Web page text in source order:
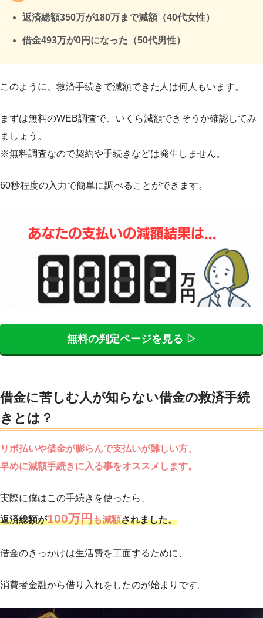
返済総額350万が180万まで減額（40代女性）
借金493万が0円になった（50代男性）
このように、救済手続きで減額できた人は何人もいます。
まずは無料のWEB調査で、いくら減額できそうか確認してみ
ましょう。
※無料調査なので契約や手続きなどは発生しません。
60秒程度の入力で簡単に調べることができます。
無料の判定ページを見る ▷
借金に苦しむ人が知らない借金の救済手続
きとは？
リボ払いや借金が膨らんで支払いが難しい方、
早めに減額手続きに入る事をオススメします。
実際に僕はこの手続きを使ったら、
返済総額が100万円も減額されました。
借金のきっかけは生活費を工面するために、
消費者金融から借り入れをしたのが始まりです。